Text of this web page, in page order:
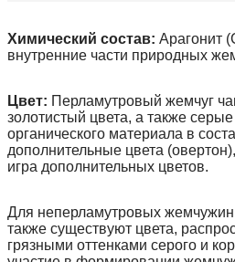
Химический состав: Арагонит
внутренние части природных
Цвет: Перламутровый жемчуг
золотистый цвета, а также
органического материала в
дополнительные цвета
игра дополнительных цветов.
Для неперламутровых
также существуют цвета,
грязными оттенками серого и